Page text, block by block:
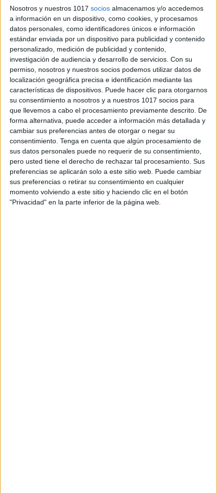
Nosotros y nuestros 1017 socios almacenamos y/o accedemos
a información en un dispositivo, como cookies, y procesamos
datos personales, como identificadores únicos e información
estándar enviada por un dispositivo para publicidad y contenido
personalizado, medición de publicidad y contenido,
investigación de audiencia y desarrollo de servicios. Con su
permiso, nosotros y nuestros socios podemos utilizar datos de
localización geográfica precisa e identificación mediante las
características de dispositivos. Puede hacer clic para otorgarnos
su consentimiento a nosotros y a nuestros 1017 socios para
que llevemos a cabo el procesamiento previamente descrito. De
forma alternativa, puede acceder a información más detallada y
cambiar sus preferencias antes de otorgar o negar su
consentimiento. Tenga en cuenta que algún procesamiento de
sus datos personales puede no requerir de su consentimiento,
pero usted tiene el derecho de rechazar tal procesamiento. Sus
preferencias se aplicarán solo a este sitio web. Puede cambiar
sus preferencias o retirar su consentimiento en cualquier
momento volviendo a este sitio y haciendo clic en el botón
"Privacidad" en la parte inferior de la página web.
ENLACE AL GRUPO
DESCARGA MÁS ABAJO EL
RECURSO EN PDF